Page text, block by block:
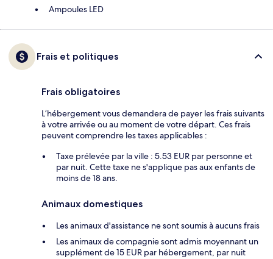
Ampoules LED
Frais et politiques
Frais obligatoires
L’hébergement vous demandera de payer les frais suivants
à votre arrivée ou au moment de votre départ. Ces frais
peuvent comprendre les taxes applicables :
Taxe prélevée par la ville : 5.53 EUR par personne et
par nuit. Cette taxe ne s'applique pas aux enfants de
moins de 18 ans.
Animaux domestiques
Les animaux d'assistance ne sont soumis à aucuns frais
Les animaux de compagnie sont admis moyennant un
supplément de 15 EUR par hébergement, par nuit